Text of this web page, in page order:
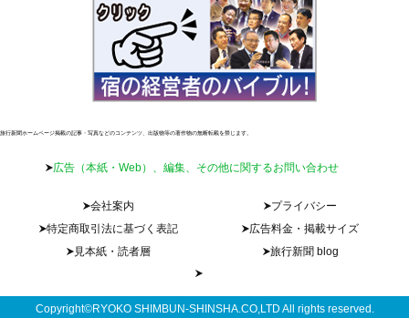
旅行新聞ホームページ掲載の記事・写真などのコンテンツ、出版物等の著作物の無断転載を禁じます。
広告（本紙・Web）、編集、その他に関するお問い合わせ
会社案内
プライバシー
特定商取引法に基づく表記
広告料金・掲載サイズ
見本紙・読者層
旅行新聞 blog
Copyright©RYOKO SHIMBUN-SHINSHA.CO,LTD All rights reserved.